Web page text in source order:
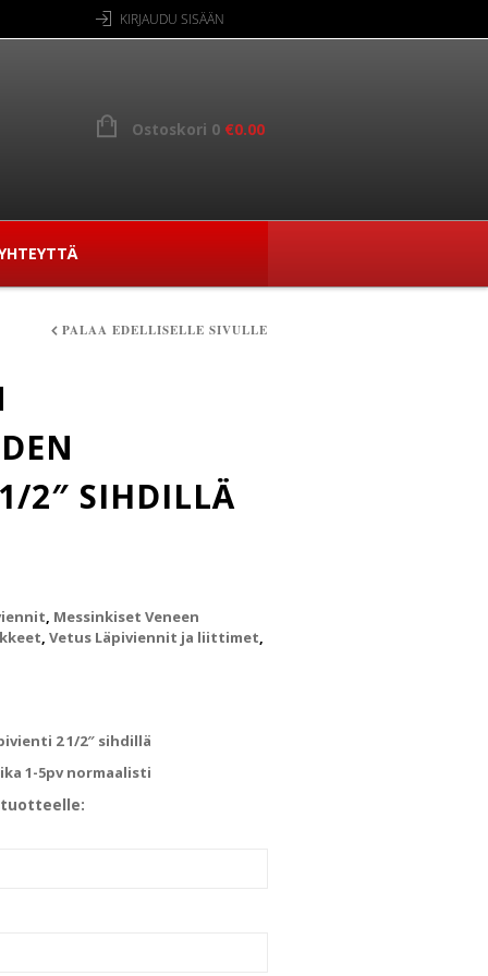
KIRJAUDU SISÄÄN
Ostoskori 0 €0.00
PALAA EDELLISELLE SIVULLE
2″ SIHDILLÄ
, Messinkiset Veneen
, Vetus Läpiviennit ja liittimet,
2 1/2″ sihdillä
1-5pv normaalisti